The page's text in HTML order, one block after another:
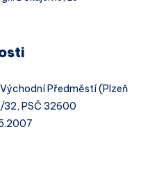
Předměstí (Plzeň
32, PSČ 32600